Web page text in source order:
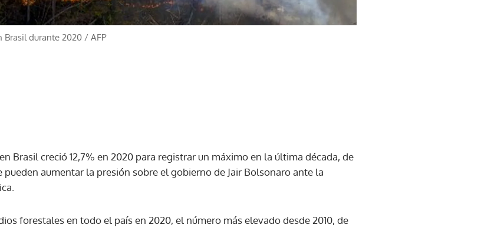
Brasil durante 2020 / AFP
Brasil creció 12,7% en 2020 para registrar un máximo en la última década, de
pueden aumentar la presión sobre el gobierno de Jair Bolsonaro ante la
forestales en todo el país en 2020, el número más elevado desde 2010, de